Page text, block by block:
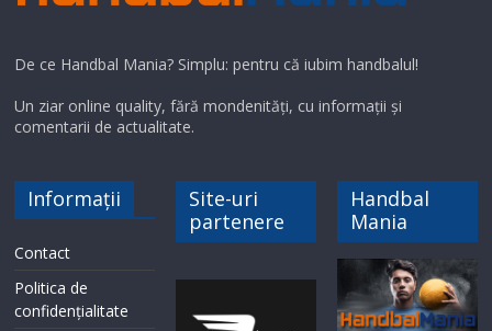
De ce Handbal Mania? Simplu: pentru că iubim handbalul!
Un ziar online quality, fără mondenități, cu informații și
comentarii de actualitate.
Informații
Contact
Politica de
confidențialitate
Site-uri
partenere
Handbal
Mania